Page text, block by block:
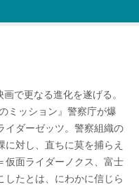
で更なる進化を遂げる。
ミッション』警察庁が爆
イダーゼッツ。警察組織の
に対し、直ちに莫を捕らえ
仮面ライダーノクス、富士
したとは、にわかに信じら